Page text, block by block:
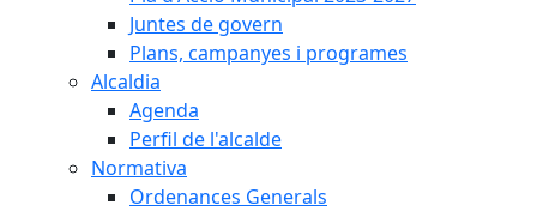
Juntes de govern
Plans, campanyes i programes
Alcaldia
Agenda
Perfil de l'alcalde
Normativa
Ordenances Generals